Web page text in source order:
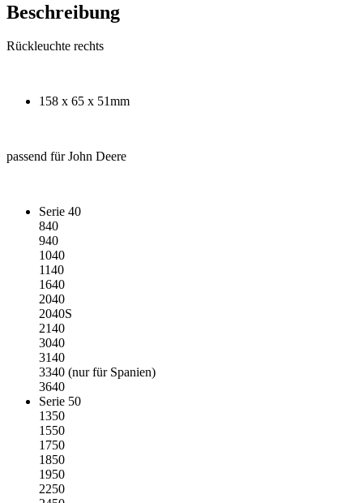
Beschreibung
Rückleuchte rechts
158 x 65 x 51mm
passend für John Deere
Serie 40
840
940
1040
1140
1640
2040
2040S
2140
3040
3140
3340 (nur für Spanien)
3640
Serie 50
1350
1550
1750
1850
1950
2250